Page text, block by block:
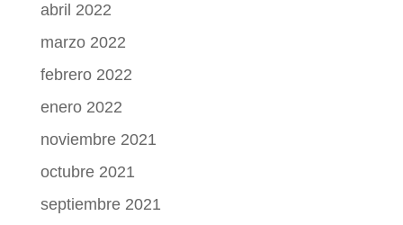
abril 2022
marzo 2022
febrero 2022
enero 2022
noviembre 2021
octubre 2021
septiembre 2021